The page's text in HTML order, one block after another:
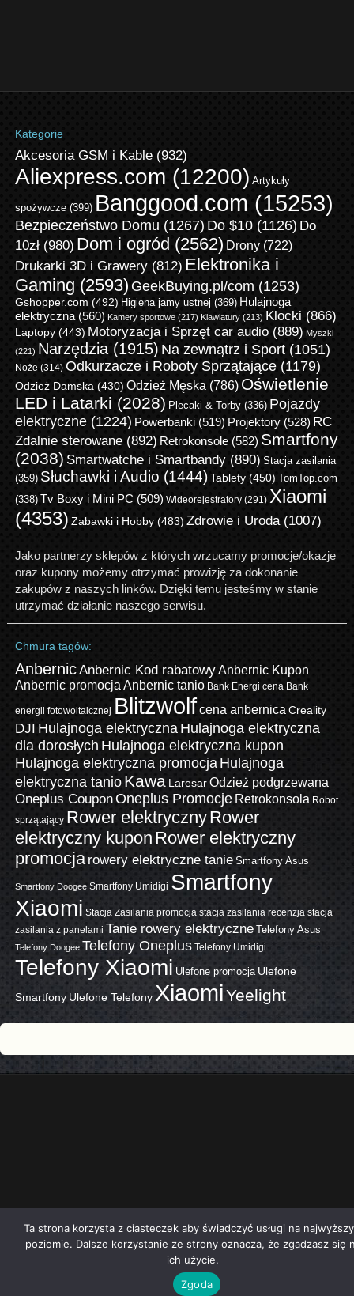
Kategorie
Akcesoria GSM i Kable(932)
Aliexpress.com (12200) Artykuły
spożywcze(399) Banggood.com (15253)
Bezpieczeństwo Domu (1267) Do $10(1126) Do
10zł(980) Dom i ogród (2562) Drony(722)
Drukarki 3D i Grawery(812) Elektronika i
Gaming (2593) GeekBuying.pl/com (1253)
Gshopper.com (492) Higiena jamy ustnej (369) Hulajnoga
elektryczna(560) Kamery sportowe(217) Klawiatury(213) Klocki (866)
Laptopy(443) Motoryzacja i Sprzęt car audio(889) Myszki
(221) Narzędzia(1915) Na zewnątrz i Sport(1051)
Noże (314) Odkurzacze i Roboty Sprzątające(1179)
Odzież Damska(430) Odzież Męska (786) Oświetlenie
LED i Latarki (2028) Plecaki & Torby(336) Pojazdy
elektryczne(1224) Powerbanki(519) Projektory(528) RC
Zdalnie sterowane(892) Retrokonsole(582) Smartfony
(2038) Smartwatche i Smartbandy(890) Stacja zasilania
(359) Słuchawki i Audio (1444)Tablety(450)
TomTop.com
(338) Tv Boxy i Mini PC (509) Wideorejestratory(291) Xiaomi
(4353) Zabawki i Hobby(483) Zdrowie i Uroda(1007)
Jako partnerzy sklepów z których wrzucamy promocje/okazje
oraz kupony możemy otrzymać prowizję za dokonanie
zakupów z naszych linków. Dzięki temu jesteśmy w stanie
utrzymać działanie naszego serwisu.
Chmura tagów:
AnbernicAnbernic Kod rabatowyAnbernic Kupon
Anbernic promocja Anbernic tanio Bank Energi cena Bank
energii fotowoltaicznej Blitzwolfcena anbernica Creality
DJI Hulajnoga elektrycznaHulajnoga elektryczna
dla dorosłych Hulajnoga elektryczna kupon
Hulajnoga elektryczna promocjaHulajnoga
elektryczna tanioKawa Laresar Odzież podgrzewana
Oneplus CouponOneplus Promocje Retrokonsola Robot
sprzątający Rower elektrycznyRower
elektryczny kupon Rower elektryczny
promocja rowery elektryczne tanie Smartfony Asus
Smartfony Doogee Smartfony Umidigi Smartfony
Xiaomi Stacja Zasilania promocja stacja zasilania recenzja stacja
zasilania z panelami Tanie rowery elektryczne Telefony Asus
Telefony Doogee Telefony Oneplus Telefony Umidigi
Telefony Xiaomi Ulefone promocja Ulefone
Smartfony Ulefone Telefony XiaomiYeelight
Ta strona korzysta z ciasteczek aby świadczyć usługi na
poziomie. Dalsze korzystanie ze strony oznacza, że zgadzasz się
ich użycie.
Zgoda